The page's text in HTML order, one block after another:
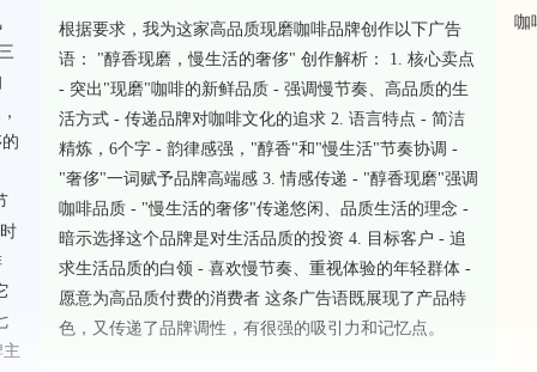
根据要求，我为这家高品质现磨咖啡品牌创作以下广告
语： "醇香现磨，慢生活的奢侈" 创作解析： 1. 核心卖点
- 突出"现磨"咖啡的新鲜品质 - 强调慢节奏、高品质的生
活方式 - 传递品牌对咖啡文化的追求 2. 语言特点 - 简洁
精炼，6个字 - 韵律感强，"醇香"和"慢生活"节奏协调 -
"奢侈"一词赋予品牌高端感 3. 情感传递 - "醇香现磨"强调
咖啡品质 - "慢生活的奢侈"传递悠闲、品质生活的理念 -
暗示选择这个品牌是对生活品质的投资 4. 目标客户 - 追
求生活品质的白领 - 喜欢慢节奏、重视体验的年轻群体 -
愿意为高品质付费的消费者 这条广告语既展现了产品特
色，又传递了品牌调性，有很强的吸引力和记忆点。
咖